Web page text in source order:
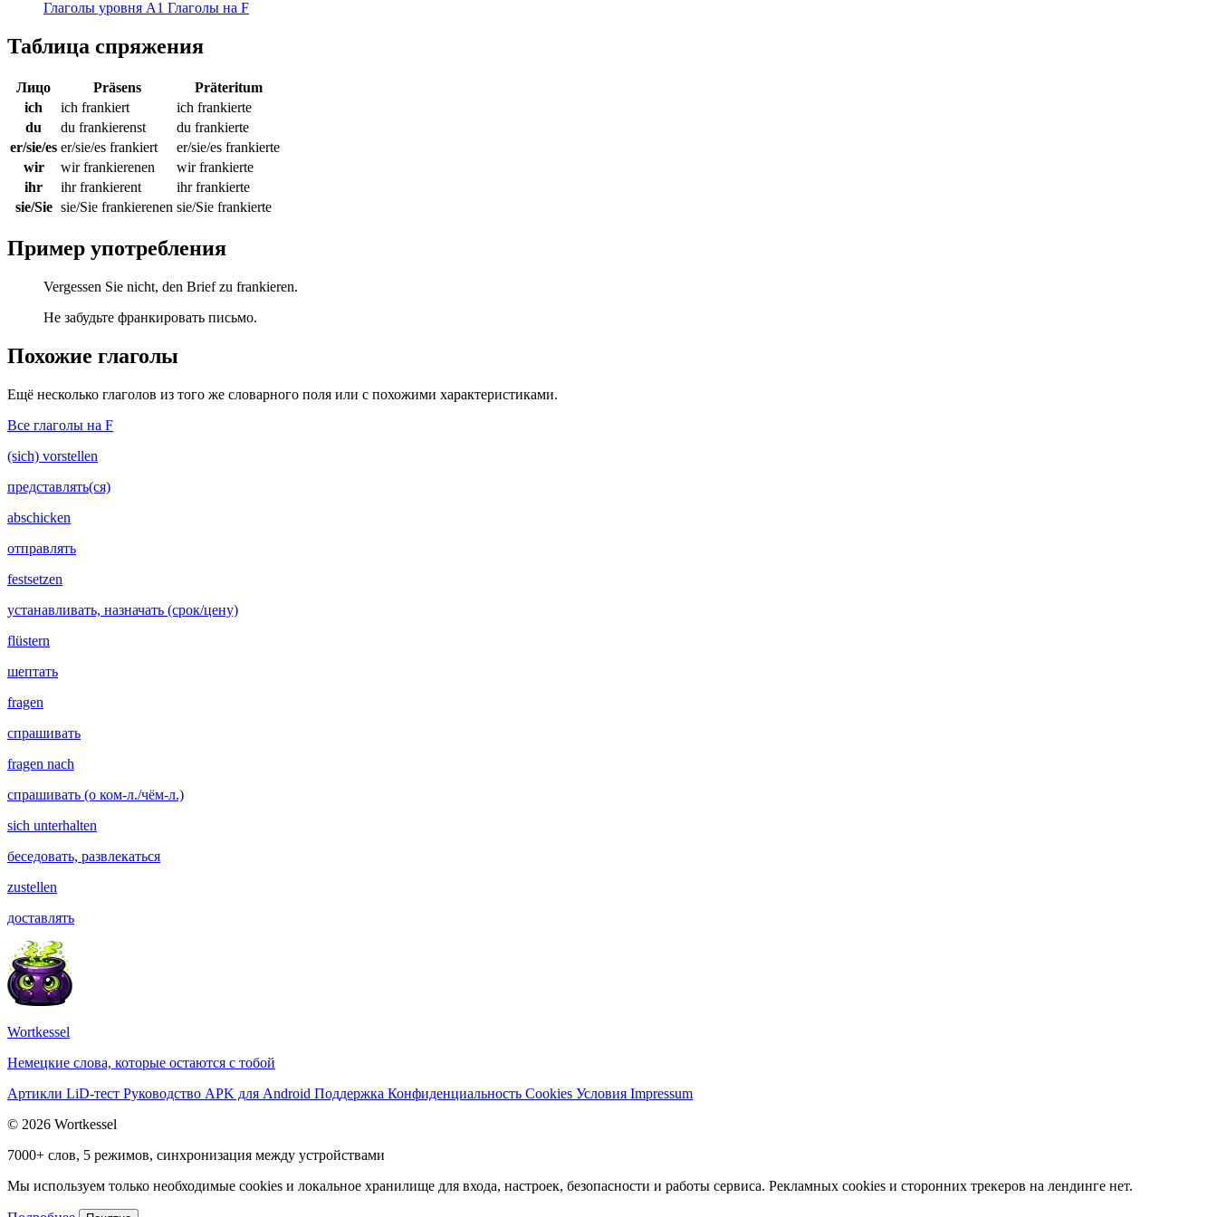
Глаголы уровня A1 Глаголы на F
Таблица спряжения
Лицо Präsens
Präteritum
ich
ich frankiert
ich frankierte
du
du frankierenst
du frankierte
er/sie/es er/sie/es frankiert
er/sie/es frankierte
wir
wir frankierenen
wir frankierte
ihr
ihr frankierent
ihr frankierte
sie/Sie sie/Sie frankierenen sie/Sie frankierte
Пример употребления
Vergessen Sie nicht, den Brief zu frankieren.
Не забудьте франкировать письмо.
Похожие глаголы
Ещё несколько глаголов из того же словарного поля или с похожими характеристиками.
Все глаголы на F
(sich) vorstellen
представлять(ся)
abschicken
отправлять
festsetzen
устанавливать, назначать (срок/цену)
flüstern
шептать
fragen
спрашивать
fragen nach
спрашивать (о ком-л./чём-л.)
sich unterhalten
беседовать, развлекаться
zustellen
доставлять
Wortkessel
Немецкие слова, которые остаются с тобой
Артикли LiD-тест Руководство APK для Android Поддержка Конфиденциальность Cookies Условия Impressum
© 2026 Wortkessel
7000+ слов, 5 режимов, синхронизация между устройствами
Мы используем только необходимые cookies и локальное хранилище для входа, настроек, безопасности и работы сервиса. Рекламных cookies и сторонних трекеров на лендинге нет.